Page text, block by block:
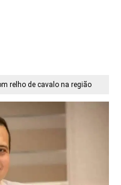
relho de cavalo na região